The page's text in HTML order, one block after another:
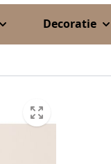
Decoratie